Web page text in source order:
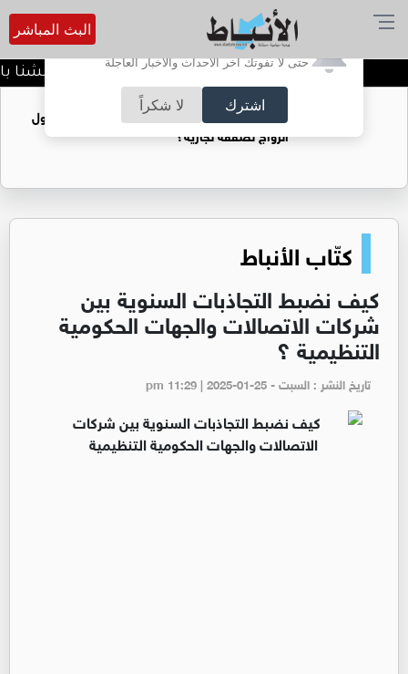
أترغب في تفعيل الإشعارات؟
حتى لا تفوتك آخر الأحداث والأخبار العاجلة
اشترك لا شكراً
البث المباشر
الدميسي لجماهير الوحدات :بلشنا بالمغرفة و الدوري
فتيات يستغللنه لتحقيق مكاسب مادية.. هل تحول
الزواج لصفقة تجارية؟
كتّاب الأنباط
كيف نضبط التجاذبات السنوية بين
شركات الاتصالات والجهات الحكومية
التنظيمية ؟
تاريخ النشر : السبت - pm 11:29 | 2025-01-25